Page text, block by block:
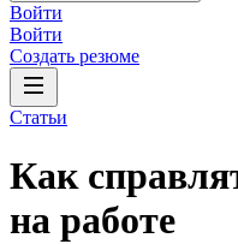
Войти
Войти
Создать резюме
Статьи
Как
на работе